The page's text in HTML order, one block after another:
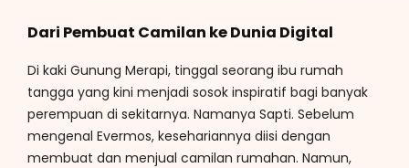
Dari Pembuat Camilan ke Dunia Digital
Di kaki Gunung Merapi, tinggal seorang ibu rumah
tangga yang kini menjadi sosok inspiratif bagi banyak
perempuan di sekitarnya. Namanya Sapti. Sebelum
mengenal Evermos, kesehariannya diisi dengan
membuat dan menjual camilan rumahan. Namun,